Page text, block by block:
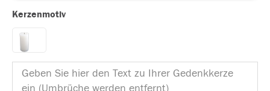
Kerzenmotiv